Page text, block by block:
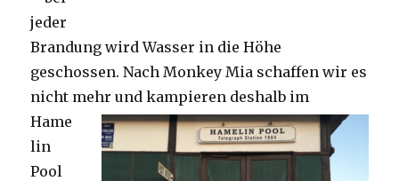
jeder
Brandung wird Wasser in die Höhe
geschossen. Nach Monkey Mia schaffen wir es
nicht mehr und kampieren deshalb im
Hame
lin
Pool